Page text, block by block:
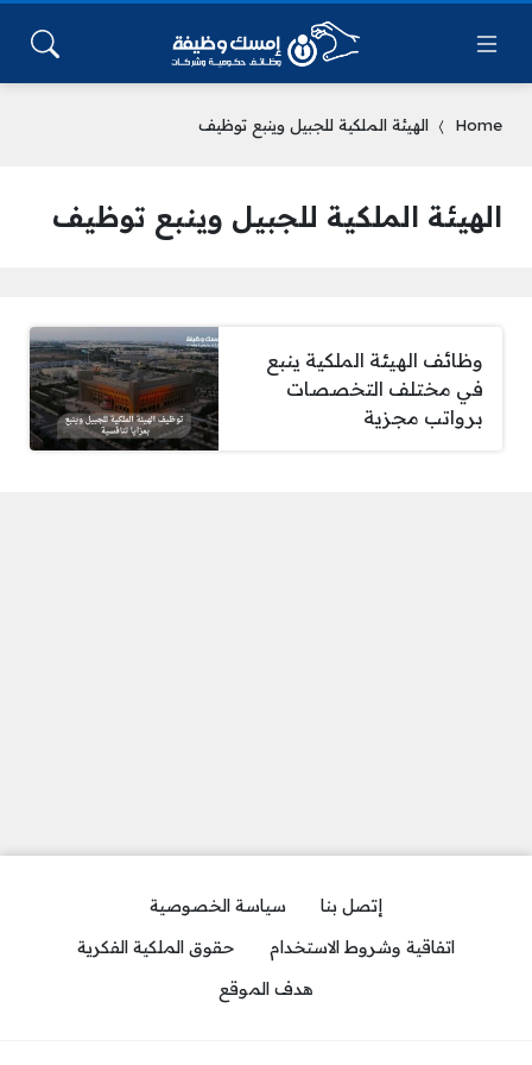
Home الهيئة الملكية للجبيل وينبع توظيف
الهيئة الملكية للجبيل وينبع توظيف
وظائف الهيئة الملكية ينبع
في مختلف التخصصات
برواتب مجزية
إتصل بنا
سياسة الخصوصية
اتفاقية وشروط الاستخدام
حقوق الملكية الفكرية
هدف الموقع